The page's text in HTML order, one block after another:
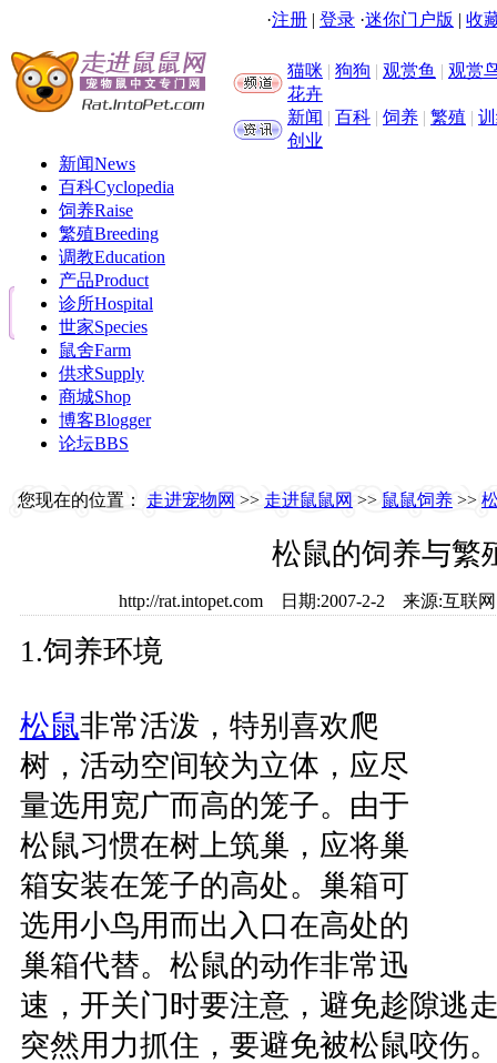
·注册 | 登录 ·迷你门户版 | 收
猫咪 | 狗狗 | 观赏鱼 | 观赏
花卉
新闻 | 百科 | 饲养 | 繁殖 |
创业
新闻News
百科Cyclopedia
饲养Raise
繁殖Breeding
调教Education
产品Product
诊所Hospital
世家Species
鼠舍Farm
供求Supply
商城Shop
博客Blogger
论坛BBS
您现在的位置： 走进宠物网 >> 走进鼠鼠网 >> 鼠鼠饲养 >>
松鼠的饲养与繁
http://rat.intopet.com 日期:2007-2-2 来源:互
1.饲养环境
松鼠非常活泼，特别喜欢爬
树，活动空间较为立体，应尽
量选用宽广而高的笼子。由于
松鼠习惯在树上筑巢，应将巢
箱安装在笼子的高处。巢箱可
选用小鸟用而出入口在高处的
巢箱代替。松鼠的动作非常迅
速，开关门时要注意，避免趁隙逃
突然用力抓住，要避免被松鼠咬伤